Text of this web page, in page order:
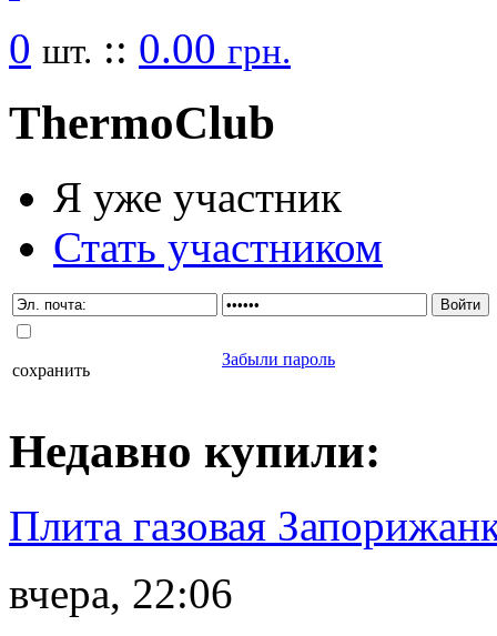
0 шт. :: 0.00 грн.
ThermoClub
Я уже участник
Стать участником
сохранить
Забыли пароль
Недавно купили:
Плита газовая
вчера, 22:06